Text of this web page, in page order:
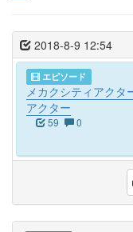
2018-8-9 12:54
エピソード
メカクシティアク
アクター
59 0